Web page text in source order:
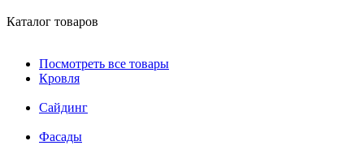
Каталог товаров
Посмотреть все товары
Кровля
Сайдинг
Фасады